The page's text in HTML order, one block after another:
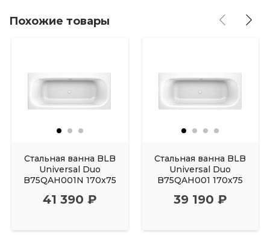
Похожие товары
Стальная ванна BLB
Universal Duo
B75QAH001N 170x75
41 390 ₽
Стальная ванна BLB
Universal Duo
B75QAH001 170x75
39 190 ₽